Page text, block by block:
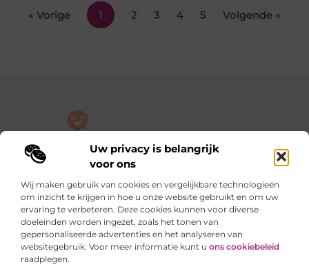
Uw privacy is belangrijk
voor ons
Wij maken gebruik van cookies en vergelijkbare technologieën
om inzicht te krijgen in hoe u onze website gebruikt en om uw
ervaring te verbeteren. Deze cookies kunnen voor diverse
doeleinden worden ingezet, zoals het tonen van
gepersonaliseerde advertenties en het analyseren van
websitegebruik. Voor meer informatie kunt u ons cookiebeleid
raadplegen.
« Vorige 1 2 3 4 5 Volgende »
De plek om jouw verhaal te delen, gratis en eenvoudig.
Verken een rijke verzameling blogs en artikelen die alles uit het
dagelijks leven behandelen, van persoonlijke verhalen tot
praktische tips.
Onze informatie